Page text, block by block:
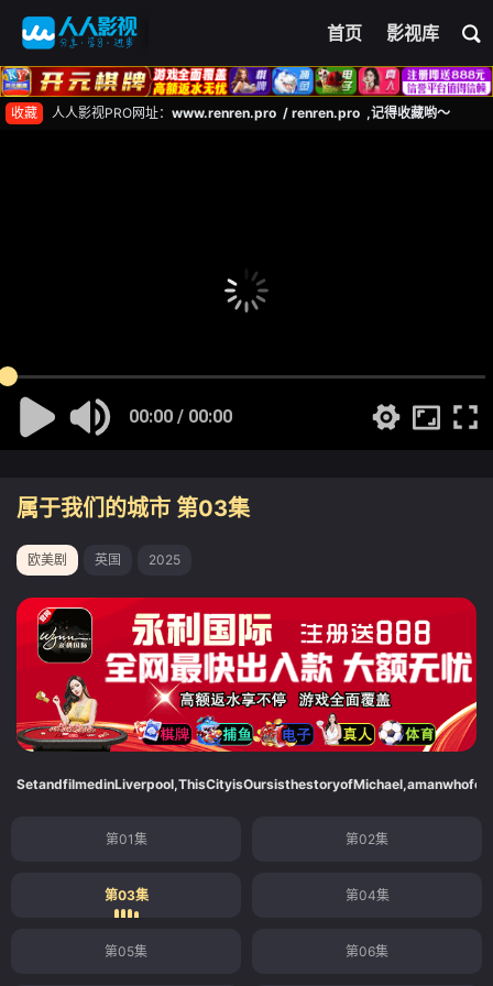
首页 影视库
收藏 人人影视PRO网址： www.renren.pro / renren.pro ,记得收藏哟～
00:00 / 00:00
属于我们的城市 第03集
欧美剧 英国 2025
第01集 第02集
第03集 第04集
第05集 第06集